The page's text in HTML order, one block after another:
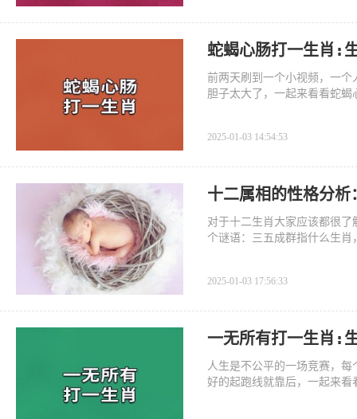
蛇蝎心肠打一生肖:
前两天刷到一个小视频，一
胆子太大了，一起来看看蛇蝎
2025-01-03 14:54:53
十二属相的性格分
对于十二生肖大家应该都很
个谜语：三五成群指什么生
2025-01-03 17:56:33
一无所有打一生肖:
人生是不公平的一场竞赛，
好的起跑线就靠后，一起来看